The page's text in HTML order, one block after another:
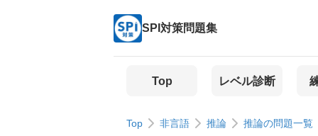
SPI対策問題集
Top レベル診断
Top 非言語 推論 推論の問題一覧